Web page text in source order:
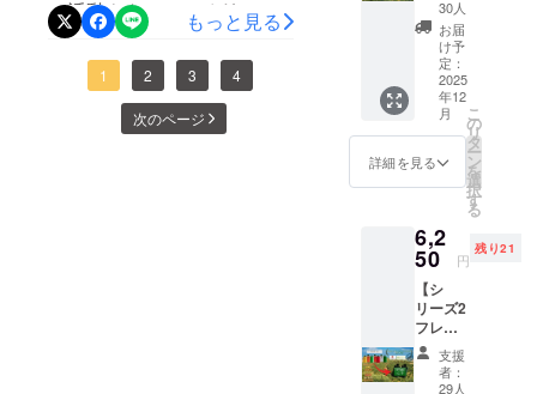
オイルでは、ポリフェノー
ルの含有量がより高くなり
ます。3. 品質: 日本、イタ
リア、スペインを含む多数
の活動やトルコのオリーブ
オイルの紹介試飲会の機会
を頂きました！大使館の方
も来ているちょっとピリリ
もっと見る
1 2 3 4
次のページ
心から
感謝い
たしま
す。 な
お、こ
のリ
ターン
格な
し」の
のです
が、シ
ステム
の都合
上500円
未満に
は設定
できな
セージ
（特性
のメー
ルと感
謝の動
画）
【発送
クラウ
ドファ
了後、
順次お
届けし
ます。
【ご注
意】 •
メッ
セージ
新鮮な
果実や
ハーブ
をオ
リーブ
と一緒
に圧搾
して作
られ
然フ
レー
バーオ
リーブ
オイル
です。
この5本
のセレ
です！
文京区
で開催
予定の
酒類販
売店イ
ベント
（10月
13日開
オイル
の試飲
会にご
参加い
ただけ
ます。
ワイン
のよう
に香り
オイル
（100%
EVOO
500ml ×
1本】
2025年
11月新
収穫
分、新
ま製
造！ 毎
日の料
理に使
える本
物のオ
リーブ
オイ
ル。 ト
30人
お届
け予
定：
2025
年12
月
詳細を見る
こ
の
リ
タ
ー
ン
を
選
択
す
る
6,2
50 円
残り21
【シ
リーズ2
フレー
バー2本
セット
（EVO
支援
者：
29人